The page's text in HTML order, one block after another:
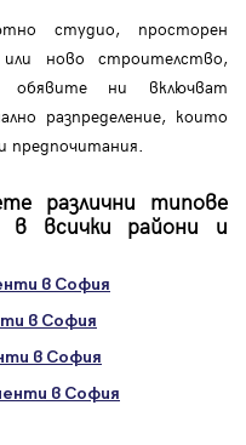
студио, просторен
ново строителство,
обявите ни включват
разпределение, които
предпочитания.
различни типове
всички райони и
в София
в София
в София
в София